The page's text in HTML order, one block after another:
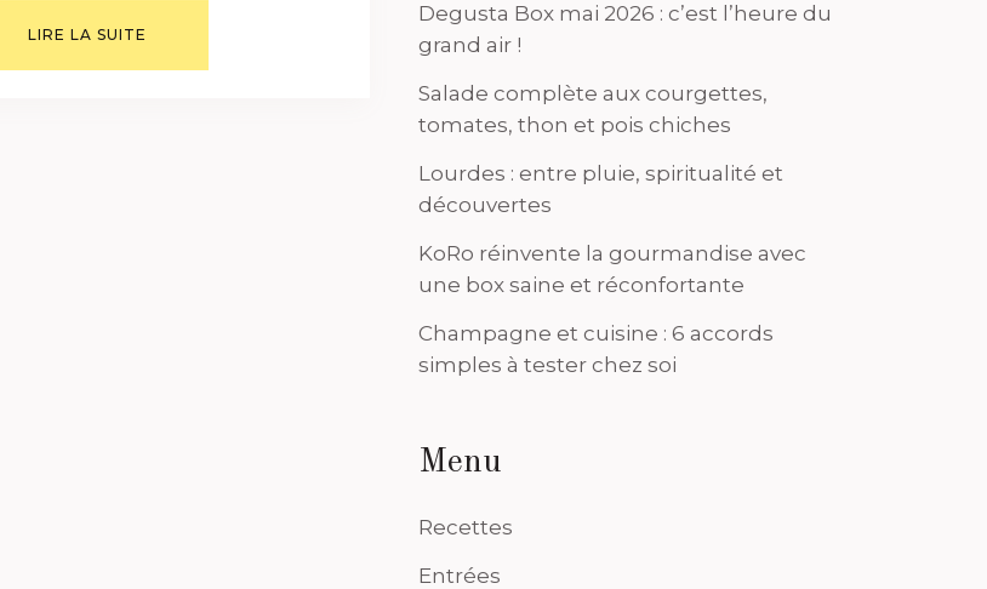
LIRE LA SUITE
Degusta Box mai 2026 : c’est l’heure du
grand air !
Salade complète aux courgettes,
tomates, thon et pois chiches
Lourdes : entre pluie, spiritualité et
découvertes
KoRo réinvente la gourmandise avec
une box saine et réconfortante
Champagne et cuisine : 6 accords
simples à tester chez soi
Menu
Recettes
Entrées